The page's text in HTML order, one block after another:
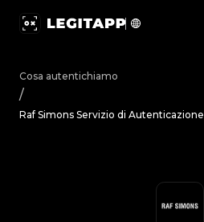
Cosa autentichiamo
/
Raf Simons Servizio di Autenticazione